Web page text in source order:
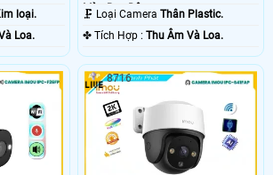
loại.
Loa.
Màu Ban Ðêm.
🗜️ Loại CameraThân Plastic.
️✤ Tích Hợp :Thu Âm Và Loa.
8716